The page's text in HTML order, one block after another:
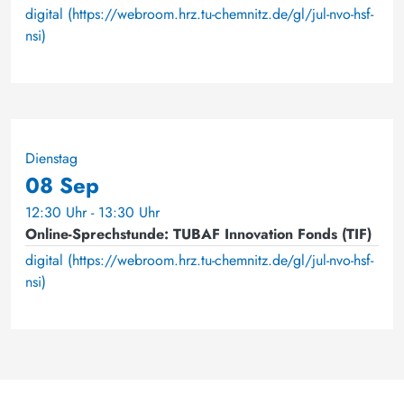
digital (https://webroom.hrz.tu-chemnitz.de/gl/jul-nvo-hsf-
nsi)
Dienstag
08 Sep
12:30 Uhr - 13:30 Uhr
Online-Sprechstunde: TUBAF Innovation Fonds (TIF)
digital (https://webroom.hrz.tu-chemnitz.de/gl/jul-nvo-hsf-
nsi)